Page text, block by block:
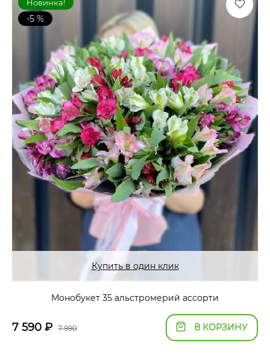
Новинка!
-5 %
Купить в один клик
Монобукет 35 альстромерий ассорти
7 590 ₽ 7 990 В КОРЗИНУ